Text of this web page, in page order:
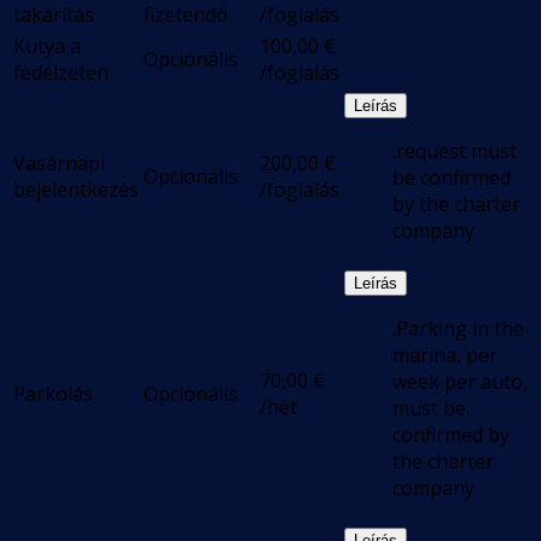
takarítás
fizetendő
/foglalás
Kutya a
fedélzeten
Opcionális 100,00 €
/foglalás
Vasárnapi
bejelentkezés Opcionális 200,00 €
/foglalás
Leírás
.request must
be confirmed
by the charter
company
Parkolás Opcionális 70,00 €
/hét
Leírás
.Parking in the
marina, per
week per auto,
must be
confirmed by
the charter
company